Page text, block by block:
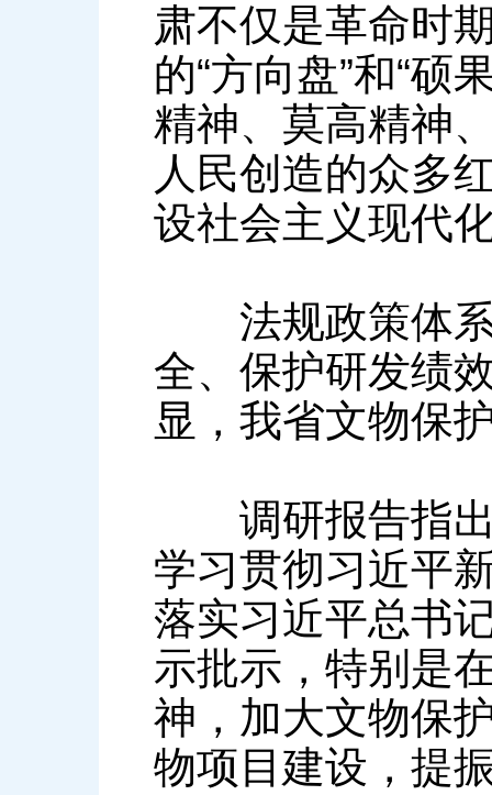
肃不仅是革命时
的“方向盘”和“硕
精神、莫高精神
人民创造的众多
设社会主义现代
法规政策体系
全、保护研发绩
显，我省文物保
调研报告指出
学习贯彻习近平
落实习近平总书
示批示，特别是
神，加大文物保
物项目建设，提